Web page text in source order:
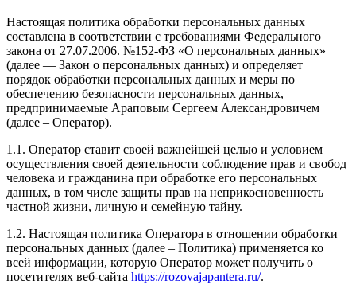
Настоящая политика обработки персональных данных
составлена в соответствии с требованиями Федерального
закона от 27.07.2006. №152-ФЗ «О персональных данных»
(далее — Закон о персональных данных) и определяет
порядок обработки персональных данных и меры по
обеспечению безопасности персональных данных,
предпринимаемые Араповым Сергеем Александровичем
(далее – Оператор).
1.1. Оператор ставит своей важнейшей целью и условием
осуществления своей деятельности соблюдение прав и свобод
человека и гражданина при обработке его персональных
данных, в том числе защиты прав на неприкосновенность
частной жизни, личную и семейную тайну.
1.2. Настоящая политика Оператора в отношении обработки
персональных данных (далее – Политика) применяется ко
всей информации, которую Оператор может получить о
посетителях веб-сайта https://rozovajapantera.ru/.